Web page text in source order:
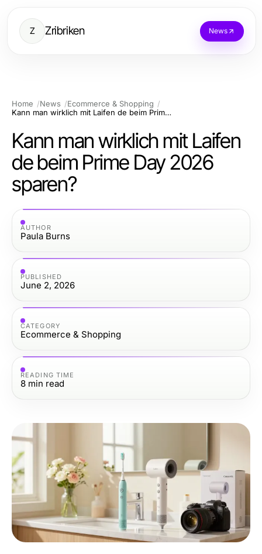
Z Zribriken News
Home News
Ecommerce & Shopping
Kann man wirklich mit Laifen de beim Prime Day 2026 sparen?
Kann man wirklich mit Laifen
de beim Prime Day 2026
sparen?
AUTHOR
Paula Burns
PUBLISHED
June 2, 2026
CATEGORY
Ecommerce & Shopping
READING TIME
8 min read